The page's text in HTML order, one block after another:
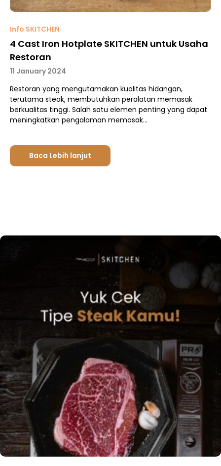
Info SKITCHEN
4 Cast Iron Hotplate SKITCHEN untuk Usaha
Restoran
11 January 2024
Restoran yang mengutamakan kualitas hidangan,
terutama steak, membutuhkan peralatan memasak
berkualitas tinggi. Salah satu elemen penting yang dapat
meningkatkan pengalaman memasak…
Baca Lebih lanjut